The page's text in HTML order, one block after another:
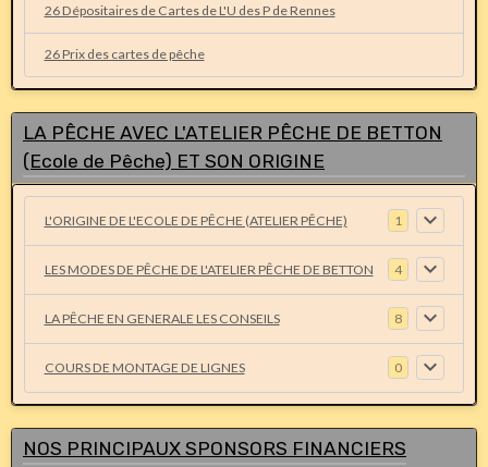
26 Dépositaires de Cartes de L'U des P de Rennes
26 Prix des cartes de pêche
LA PÊCHE AVEC L'ATELIER PÊCHE DE BETTON
(Ecole de Pêche) ET SON ORIGINE
L'ORIGINE DE L'ECOLE DE PÊCHE (ATELIER PÊCHE) 1
LES MODES DE PÊCHE DE L'ATELIER PÊCHE DE BETTON 4
LA PÊCHE EN GENERALE LES CONSEILS 8
COURS DE MONTAGE DE LIGNES 0
NOS PRINCIPAUX SPONSORS FINANCIERS